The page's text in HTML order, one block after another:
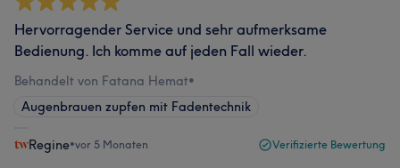
Hervorragender Service und sehr aufmerksame
Bedienung. Ich komme auf jeden Fall wieder.
Behandelt von Fatana Hemat•
Augenbrauen zupfen mit Fadentechnik
Regine•vor 5 Monaten Verifizierte Bewertung